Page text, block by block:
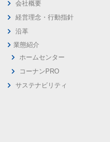
会社概要
経営理念・行動指針
沿革
業態紹介
ホームセンター
コーナンPRO
サステナビリティ